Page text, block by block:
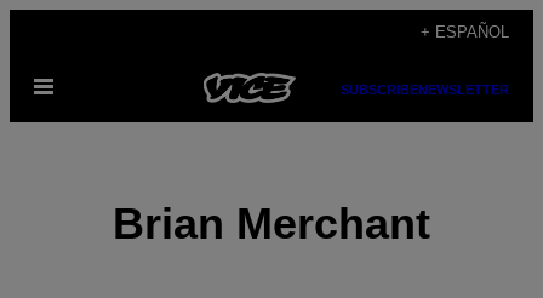
contenido
+ ESPAÑOL
Abrir
SUBSCRIBENEWSLETTER
Brian Merchant